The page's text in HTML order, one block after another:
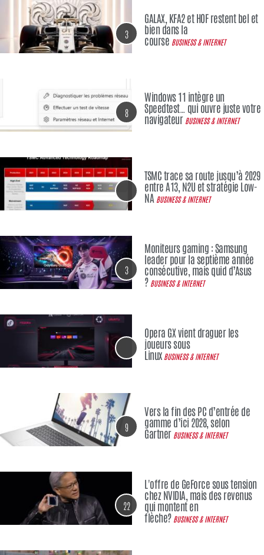
3
GALAX, KFA2 et HOF restent bel et
bien dans la
course BUSINESS & INTERNET
8
Windows 11 intègre un
Speedtest… qui ouvre juste votre
navigateur BUSINESS & INTERNET
TSMC trace sa route jusqu’à 2029
entre A13, N2U et stratégie Low-
NA BUSINESS & INTERNET
3
Moniteurs gaming : Samsung
leader pour la septième année
consécutive, mais quid d’Asus
? BUSINESS & INTERNET
Opera GX vient draguer les
joueurs sous
Linux BUSINESS & INTERNET
9
Vers la fin des PC d’entrée de
gamme d’ici 2028, selon
Gartner BUSINESS & INTERNET
22
L'offre de GeForce sous tension
chez NVIDIA, mais des revenus
qui montent en
flèche? BUSINESS & INTERNET